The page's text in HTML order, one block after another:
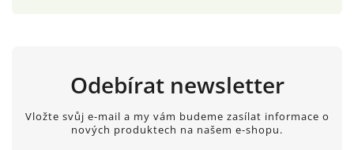
Odebírat newsletter
Vložte svůj e-mail a my vám budeme zasílat informace o
nových produktech na našem e-shopu.